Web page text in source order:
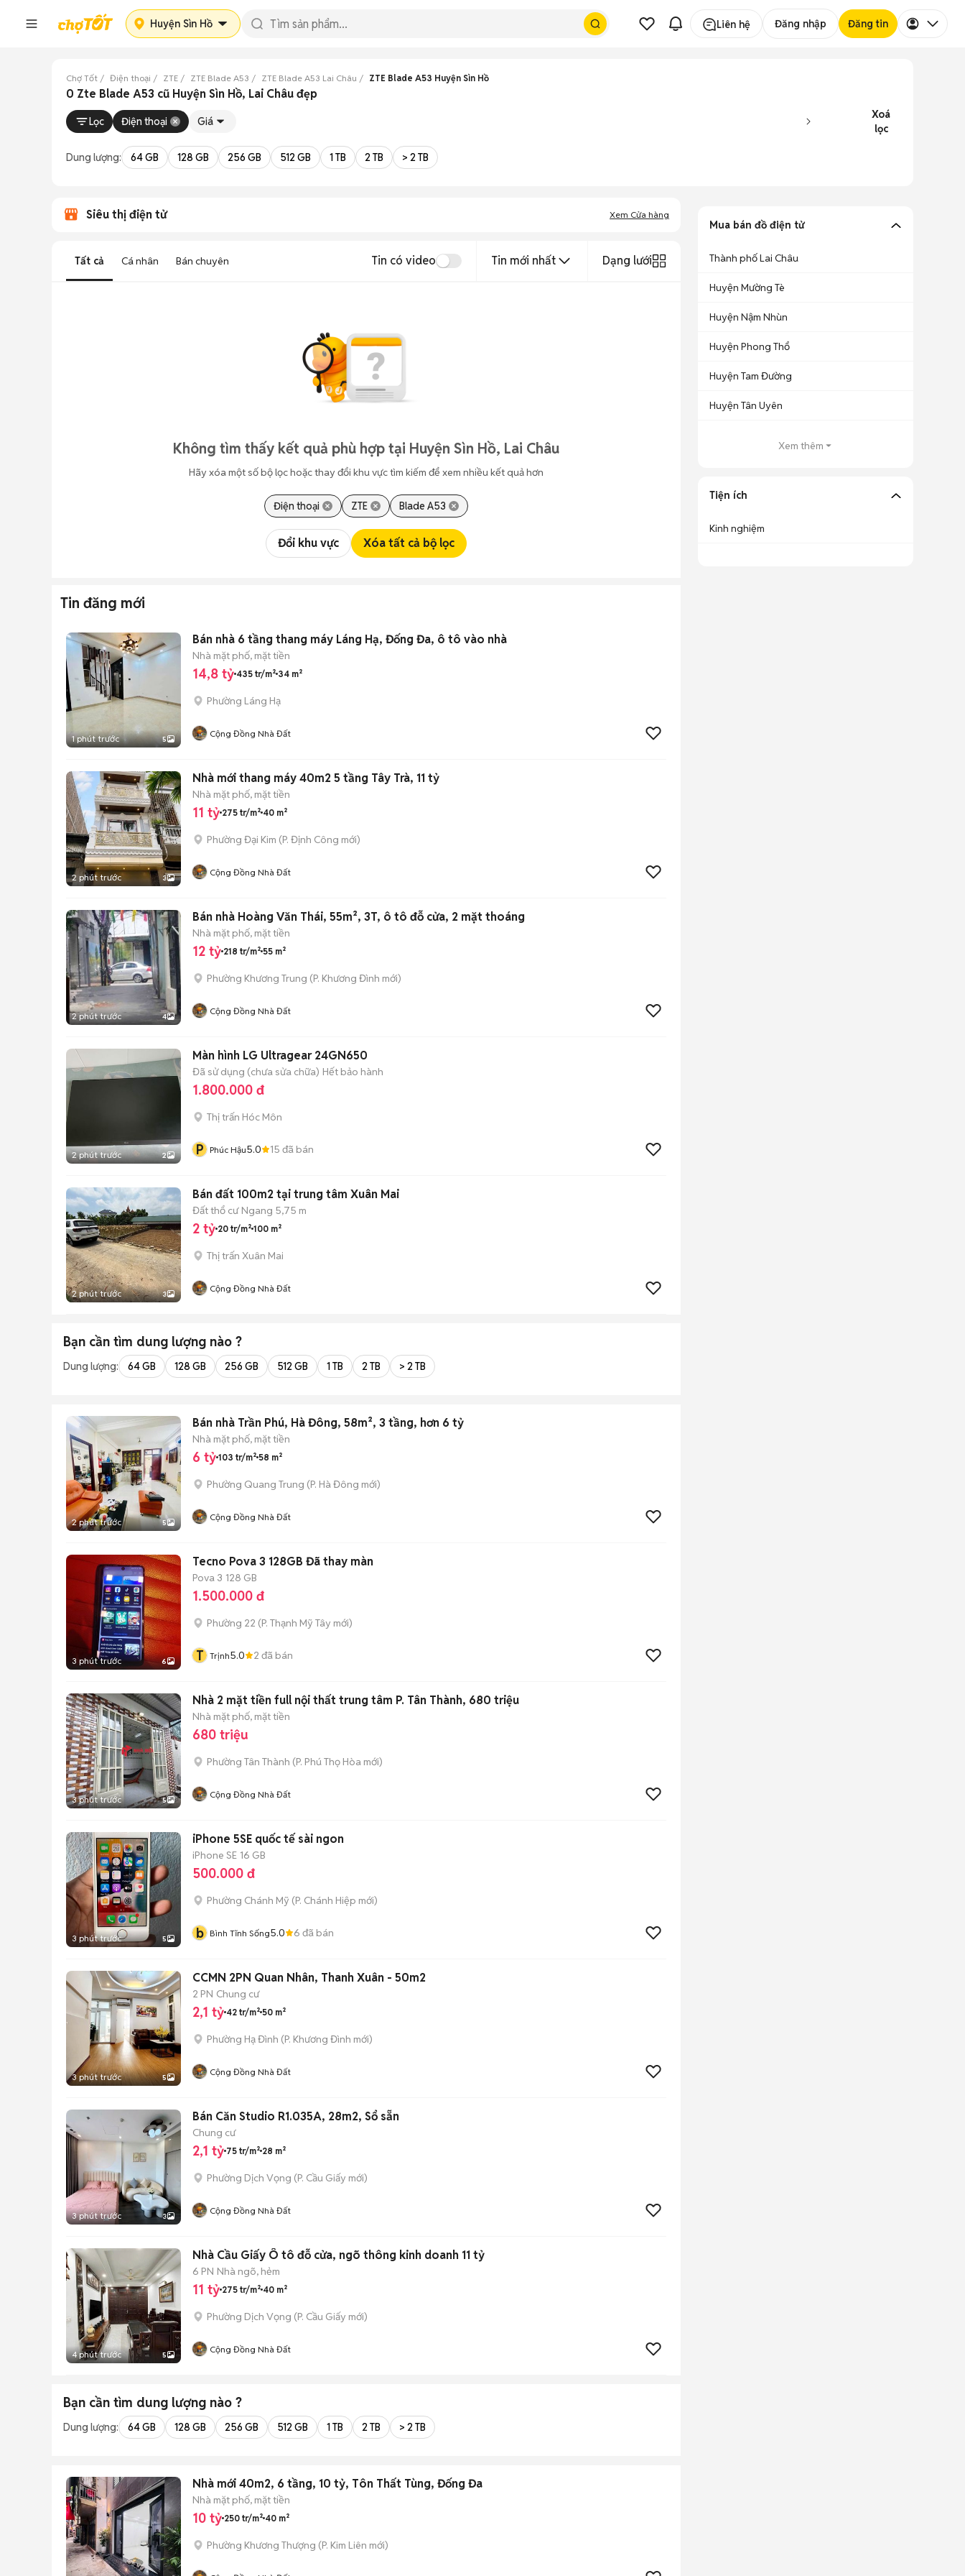
Huyện Sìn Hồ Liên hệ Đăng nhập Đăng tin
Chợ Tốt Điện thoại ZTE ZTE Blade A53 ZTE Blade A53 Lai Châu ZTE Blade A53 Huyện Sìn Hồ
0 Zte Blade A53 cũ Huyện Sìn Hồ, Lai Châu đẹp
Lọc Điện thoại Giá
Xoá
lọc
Dung lượng: 64 GB 128 GB 256 GB 512 GB 1 TB 2 TB > 2 TB
Siêu thị điện tử Xem Cửa hàng
Tất cả Cá nhân Bán chuyên Tin có video Tin mới nhất Dạng lưới
Không tìm thấy kết quả phù hợp tại Huyện Sìn Hồ, Lai Châu
Hãy xóa một số bộ lọc hoặc thay đổi khu vực tìm kiếm để xem nhiều kết quả hơn
Điện thoại ZTE Blade A53
Đổi khu vực Xóa tất cả bộ lọc
Tin đăng mới
1 phút trước 5
Bán nhà 6 tầng thang máy Láng Hạ, Đống Đa, ô tô vào nhà
Nhà mặt phố, mặt tiền
14,8 tỷ 435 tr/m² 34 m²
Phường Láng Hạ
Cộng Đồng Nhà Đất
2 phút trước 3
Nhà mới thang máy 40m2 5 tầng Tây Trà, 11 tỷ
Nhà mặt phố, mặt tiền
11 tỷ 275 tr/m² 40 m²
Phường Đại Kim (P. Định Công mới)
Cộng Đồng Nhà Đất
2 phút trước 4
Bán nhà Hoàng Văn Thái, 55m², 3T, ô tô đỗ cửa, 2 mặt thoáng
Nhà mặt phố, mặt tiền
12 tỷ 218 tr/m² 55 m²
Phường Khương Trung (P. Khương Đình mới)
Cộng Đồng Nhà Đất
2 phút trước 2
Màn hình LG Ultragear 24GN650
Đã sử dụng (chưa sửa chữa) Hết bảo hành
1.800.000 đ
Thị trấn Hóc Môn
P Phúc Hậu5.0 15 đã bán
2 phút trước 3
Bán đất 100m2 tại trung tâm Xuân Mai
Đất thổ cư Ngang 5,75 m
2 tỷ 20 tr/m² 100 m²
Thị trấn Xuân Mai
Cộng Đồng Nhà Đất
Bạn cần tìm dung lượng nào ?
Dung lượng: 64 GB 128 GB 256 GB 512 GB 1 TB 2 TB > 2 TB
2 phút trước 5
Bán nhà Trần Phú, Hà Đông, 58m², 3 tầng, hơn 6 tỷ
Nhà mặt phố, mặt tiền
6 tỷ 103 tr/m² 58 m²
Phường Quang Trung (P. Hà Đông mới)
Cộng Đồng Nhà Đất
3 phút trước 6
Tecno Pova 3 128GB Đã thay màn
Pova 3 128 GB
1.500.000 đ
Phường 22 (P. Thạnh Mỹ Tây mới)
T Trịnh5.0 2 đã bán
3 phút trước 5
Nhà 2 mặt tiền full nội thất trung tâm P. Tân Thành, 680 triệu
Nhà mặt phố, mặt tiền
680 triệu
Phường Tân Thành (P. Phú Thọ Hòa mới)
Cộng Đồng Nhà Đất
3 phút trước 5
iPhone 5SE quốc tế sài ngon
iPhone SE 16 GB
500.000 đ
Phường Chánh Mỹ (P. Chánh Hiệp mới)
b Bình Tĩnh Sống5.0 6 đã bán
3 phút trước 5
CCMN 2PN Quan Nhân, Thanh Xuân - 50m2
2 PN Chung cư
2,1 tỷ 42 tr/m² 50 m²
Phường Hạ Đình (P. Khương Đình mới)
Cộng Đồng Nhà Đất
3 phút trước 3
Bán Căn Studio R1.035A, 28m2, Sổ sẵn
Chung cư
2,1 tỷ 75 tr/m² 28 m²
Phường Dịch Vọng (P. Cầu Giấy mới)
Cộng Đồng Nhà Đất
4 phút trước 5
Nhà Cầu Giấy Ô tô đỗ cửa, ngõ thông kinh doanh 11 tỷ
6 PN Nhà ngõ, hẻm
11 tỷ 275 tr/m² 40 m²
Phường Dịch Vọng (P. Cầu Giấy mới)
Cộng Đồng Nhà Đất
Bạn cần tìm dung lượng nào ?
Dung lượng: 64 GB 128 GB 256 GB 512 GB 1 TB 2 TB > 2 TB
Nhà mới 40m2, 6 tầng, 10 tỷ, Tôn Thất Tùng, Đống Đa
Nhà mặt phố, mặt tiền
10 tỷ 250 tr/m² 40 m²
Phường Khương Thượng (P. Kim Liên mới)
Mua bán đồ điện tử
Thành phố Lai Châu
Huyện Mường Tè
Huyện Nậm Nhùn
Huyện Phong Thổ
Huyện Tam Đường
Huyện Tân Uyên
Xem thêm
Tiện ích
Kinh nghiệm